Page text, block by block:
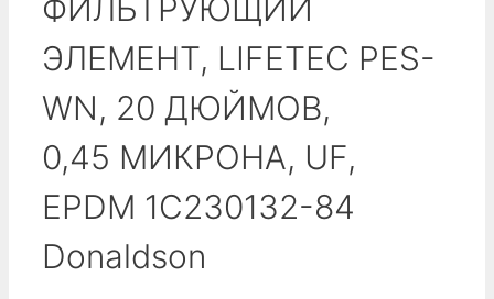
ФИЛЬТРУЮЩИЙ
ЭЛЕМЕНТ, LIFETEC PES-
WN, 20 ДЮЙМОВ,
0,45 МИКРОНА, UF,
EPDM 1C230132-84
Donaldson